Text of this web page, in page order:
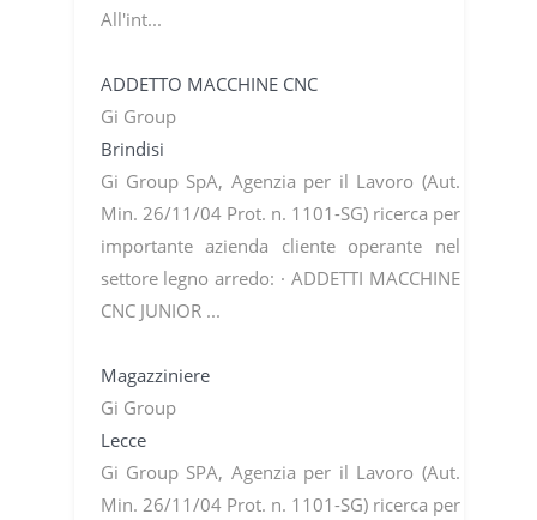
All'int...
ADDETTO MACCHINE CNC
Gi Group
Brindisi
Gi Group SpA, Agenzia per il Lavoro (Aut.
Min. 26/11/04 Prot. n. 1101-SG) ricerca per
importante azienda cliente operante nel
settore legno arredo: · ADDETTI MACCHINE
CNC JUNIOR ...
Magazziniere
Gi Group
Lecce
Gi Group SPA, Agenzia per il Lavoro (Aut.
Min. 26/11/04 Prot. n. 1101-SG) ricerca per